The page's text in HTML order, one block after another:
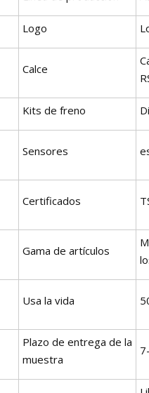
Logo
Calce
Kits de freno
Sensores
Certificados
Gama de artículos
Usa la vida
Plazo de entrega de la
muestra